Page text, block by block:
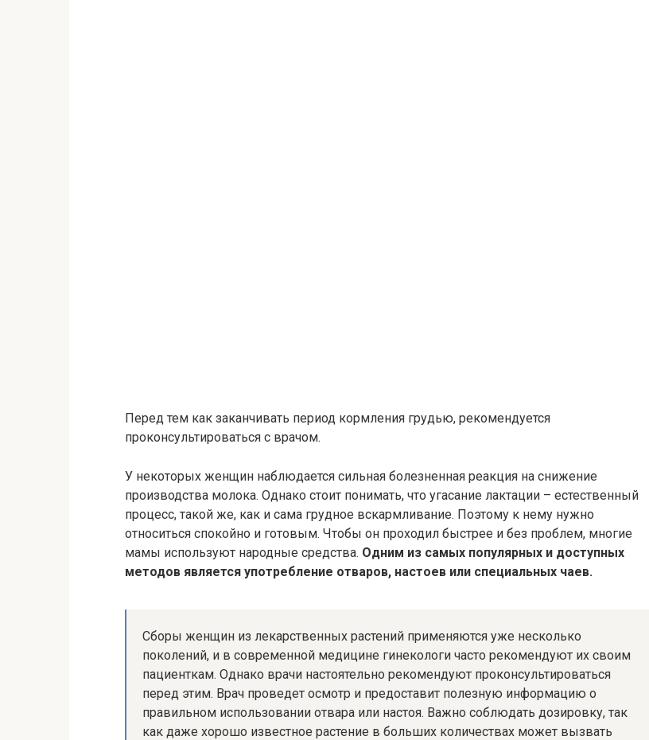
Перед тем как заканчивать период кормления грудью, рекомендуется
проконсультироваться с врачом.
У некоторых женщин наблюдается сильная болезненная реакция на снижение
производства молока. Однако стоит понимать, что угасание лактации – естественный
процесс, такой же, как и сама грудное вскармливание. Поэтому к нему нужно
относиться спокойно и готовым. Чтобы он проходил быстрее и без проблем, многие
мамы используют народные средства. Одним из самых популярных и доступных
методов является употребление отваров, настоев или специальных чаев.
Сборы женщин из лекарственных растений применяются уже несколько
поколений, и в современной медицине гинекологи часто рекомендуют их своим
пациенткам. Однако врачи настоятельно рекомендуют проконсультироваться
перед этим. Врач проведет осмотр и предоставит полезную информацию о
правильном использовании отвара или настоя. Важно соблюдать дозировку, так
как даже хорошо известное растение в больших количествах может вызвать